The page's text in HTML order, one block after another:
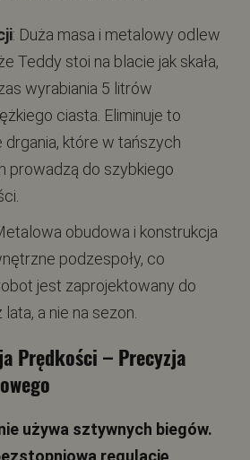
: Duża masa i metalowy odlew
Teddy stoi na blacie jak skała,
wyrabiania 5 litrów
ciasta. Eliminuje to
drgania, które w tańszych
prowadzą do szybkiego
obudowa i konstrukcja
podzespoły, co
jest zaprojektowany do
a nie na sezon.
Prędkości – Precyzja
używa sztywnych biegów.
regulację